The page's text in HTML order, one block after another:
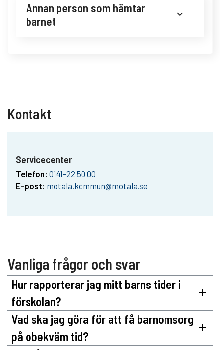
Annan person som hämtar
barnet
Kontakt
Servicecenter
Telefon: 0141-22 50 00
E-post: motala.kommun@motala.se
Vanliga frågor och svar
Hur rapporterar jag mitt barns tider i
förskolan?
Vad ska jag göra för att få barnomsorg
på obekväm tid?